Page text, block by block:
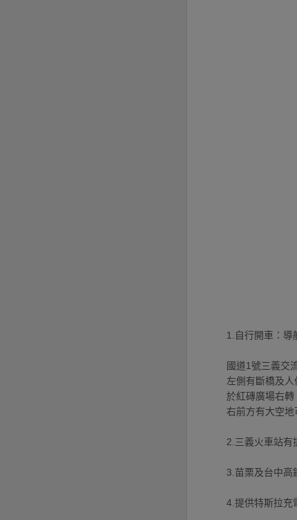
1.自行開車：
國道1號三義交
左側有斷橋及
於紅磚廣場右
右前方有大空
2.三義火車站有
3.苗栗及台中高
4.提供特斯拉充